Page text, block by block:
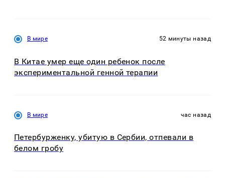
В мире 52 минуты назад
В Китае умер еще один ребенок после
экспериментальной генной терапии
В мире час назад
Петербурженку, убитую в Сербии, отпевали в
белом гробу